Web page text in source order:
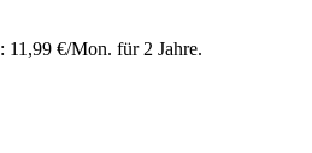
11,99 €/Mon. für 2 Jahre.